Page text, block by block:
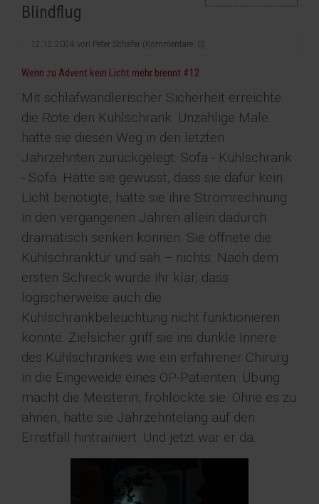
Blindflug
12.12.2024 von Peter Schäfer (Kommentare: 0)
Wenn zu Advent kein Licht mehr brennt #12
Mit schlafwandlerischer Sicherheit erreichte
die Rote den Kühlschrank. Unzählige Male
hatte sie diesen Weg in den letzten
Jahrzehnten zurückgelegt: Sofa - Kühlschrank
- Sofa. Hätte sie gewusst, dass sie dafür kein
Licht benötigte, hätte sie ihre Stromrechnung
in den vergangenen Jahren allein dadurch
dramatisch senken können. Sie öffnete die
Kühlschranktür und sah – nichts. Nach dem
ersten Schreck wurde ihr klar, dass
logischerweise auch die
Kühlschrankbeleuchtung nicht funktionieren
konnte. Zielsicher griff sie ins dunkle Innere
des Kühlschrankes wie ein erfahrener Chirurg
in die Eingeweide eines OP-Patienten. Übung
macht die Meisterin, frohlockte sie. Ohne es zu
ahnen, hatte sie Jahrzehntelang auf den
Ernstfall hintrainiert. Und jetzt war er da.